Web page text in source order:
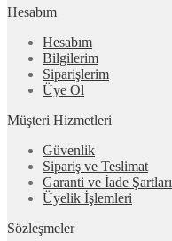
Hesabım
Hesabım
Bilgilerim
Siparişlerim
Üye Ol
Müşteri Hizmetleri
Güvenlik
Sipariş ve Teslimat
Garanti ve İade Şartları
Üyelik İşlemleri
Sözleşmeler